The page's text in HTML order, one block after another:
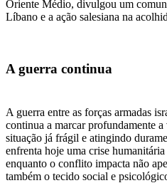
Oriente Médio, divulgou um
Líbano e a ação salesiana na
A guerra continua
A guerra entre as forças armadas
continua a marcar profundamente
situação já frágil e atingindo
enfrenta hoje uma crise
enquanto o conflito impacta não
também o tecido social e